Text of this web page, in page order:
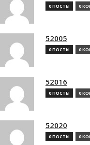
0 ПОСТЫ 0
52005
0 ПОСТЫ 0
52016
0 ПОСТЫ 0
52020
0 ПОСТЫ 0